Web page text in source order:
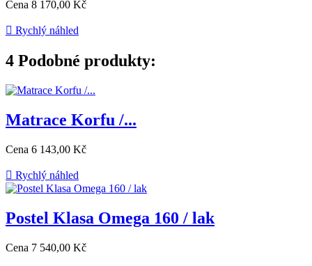
Cena 8 170,00 Kč
 Rychlý náhled
4 Podobné produkty:
Matrace Korfu /...
Cena 6 143,00 Kč
 Rychlý náhled
Postel Klasa Omega 160 / lak
Cena 7 540,00 Kč